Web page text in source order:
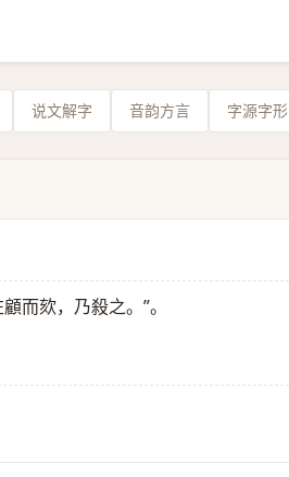
说文解字 音韵方言 字源字形
而欬，乃殺之。”。